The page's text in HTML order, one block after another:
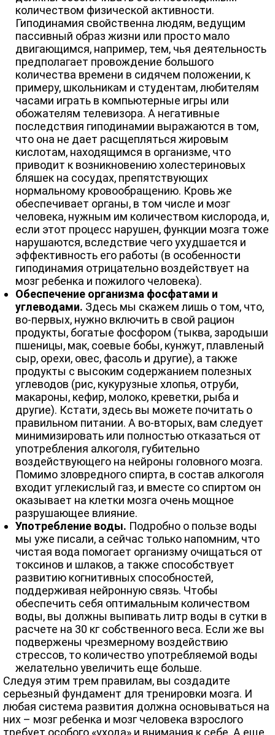
количеством физической активности.
Гиподинамия свойственна людям, ведущим
пассивный образ жизни или просто мало
двигающимся, например, тем, чья деятельность
предполагает провождение большого
количества времени в сидячем положении, к
примеру, школьникам и студентам, любителям
часами играть в компьютерные игры или
обожателям телевизора. А негативные
последствия гиподинамии выражаются в том,
что она не дает расщепляться жировым
кислотам, находящимся в организме, что
приводит к возникновению холестериновых
бляшек на сосудах, препятствующих
нормальному кровообращению. Кровь же
обеспечивает органы, в том числе и мозг
человека, нужным им количеством кислорода, и,
если этот процесс нарушен, функции мозга тоже
нарушаются, вследствие чего ухудшается и
эффективность его работы (в особенности
гиподинамия отрицательно воздействует на
мозг ребенка и пожилого человека).
Обеспечение организма фосфатами и
углеводами. Здесь мы скажем лишь о том, что,
во-первых, нужно включить в свой рацион
продукты, богатые фосфором (тыква, зародыши
пшеницы, мак, соевые бобы, кунжут, плавленый
сыр, орехи, овес, фасоль и другие), а также
продукты с высоким содержанием полезных
углеводов (рис, кукурузные хлопья, отруби,
макароны, кефир, молоко, креветки, рыба и
другие). Кстати, здесь вы можете почитать о
правильном питании. А во-вторых, вам следует
минимизировать или полностью отказаться от
употребления алкоголя, губительно
воздействующего на нейроны головного мозга.
Помимо зловредного спирта, в состав алкоголя
входит углекислый газ, и вместе со спиртом он
оказывает на клетки мозга очень мощное
разрушающее влияние.
Употребление воды. Подробно о пользе воды
мы уже писали, а сейчас только напомним, что
чистая вода помогает организму очищаться от
токсинов и шлаков, а также способствует
развитию когнитивных способностей,
поддерживая нейронную связь. Чтобы
обеспечить себя оптимальным количеством
воды, вы должны выпивать литр воды в сутки в
расчете на 30 кг собственного веса. Если же вы
подвержены чрезмерному воздействию
стрессов, то количество употребляемой воды
желательно увеличить еще больше.
Следуя этим трем правилам, вы создадите
серьезный фундамент для тренировки мозга. И
любая система развития должна основываться на
них – мозг ребенка и мозг человека взрослого
требует особого «ухода» и внимания к себе. А еще